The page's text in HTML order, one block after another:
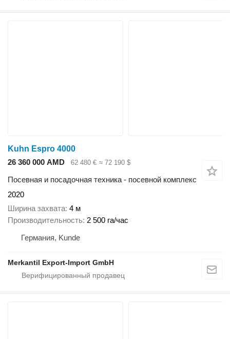
Kuhn Espro 4000
26 360 000 AMD
62 480 € ≈ 72 190 $
Посевная и посадочная техника - посевной комплекс
2020
Ширина захвата 4 м
Производительность 2 500 га/час
Германия, Kunde
Merkantil Export-Import GmbH